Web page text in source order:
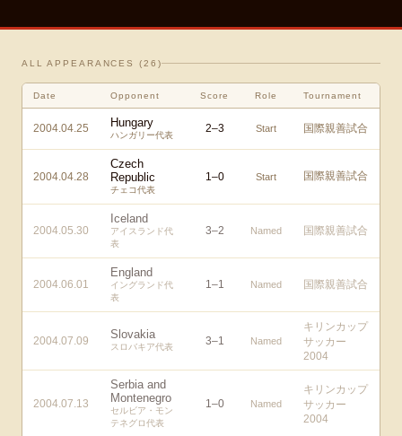
ALL APPEARANCES (26 )
Date Opponent Score Role Tournament
2004.04.25 Hungary
ハンガリー代表
2–3 Start 国際親善試合
2004.04.28
Czech
Republic
チェコ代表
1–0 Start 国際親善試合
2004.05.30
Iceland
アイスランド代
表
3–2 Named 国際親善試合
2004.06.01
England
イングランド代
表
1–1 Named 国際親善試合
2004.07.09 Slovakia
スロバキア代表 3–1 Named
キリンカップ
サッカー
2004
2004.07.13
Serbia and
Montenegro
セルビア・モン
テネグロ代表
1–0 Named
キリンカップ
サッカー
2004